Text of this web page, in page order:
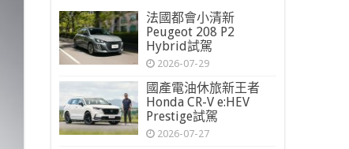
法國都會小清新
Peugeot 208 P2
Hybrid試駕
2026-07-29
國產電油休旅新王者
Honda CR-V e:HEV
Prestige試駕
2026-07-27